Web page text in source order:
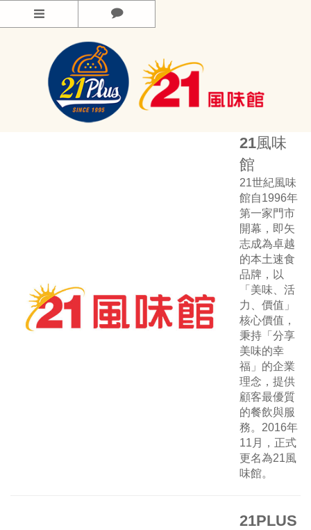
活動資訊
美味菜單
21風味
館
21世紀風味
館自1996年
第一家門市
開幕，即矢
志成為卓越
的本土速食
品牌，以
「美味、活
力、價值」
核心價值，
秉持「分享
美味的幸
福」的企業
理念，提供
顧客最優質
的餐飲與服
務。2016年
11月，正式
更名為21風
味館。
21PLUS